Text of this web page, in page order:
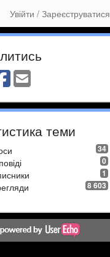
Увійти / Зареєструватися
теми
34
0
1
8 603